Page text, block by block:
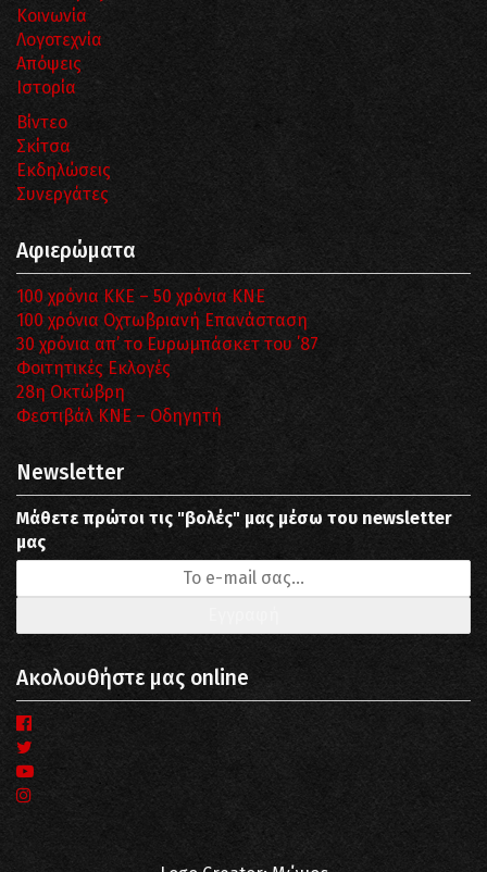
Κοινωνία
Λογοτεχνία
Απόψεις
Ιστορία
Βίντεο
Σκίτσα
Εκδηλώσεις
Συνεργάτες
Αφιερώματα
100 χρόνια ΚΚΕ – 50 χρόνια ΚΝΕ
100 χρόνια Οχτωβριανή Επανάσταση
30 χρόνια απ’ το Ευρωμπάσκετ του ΄87
Φοιτητικές Εκλογές
28η Οκτώβρη
Φεστιβάλ ΚΝΕ – Οδηγητή
Newsletter
Μάθετε πρώτοι τις "βολές" μας μέσω του newsletter
μας
Ακολουθήστε μας online